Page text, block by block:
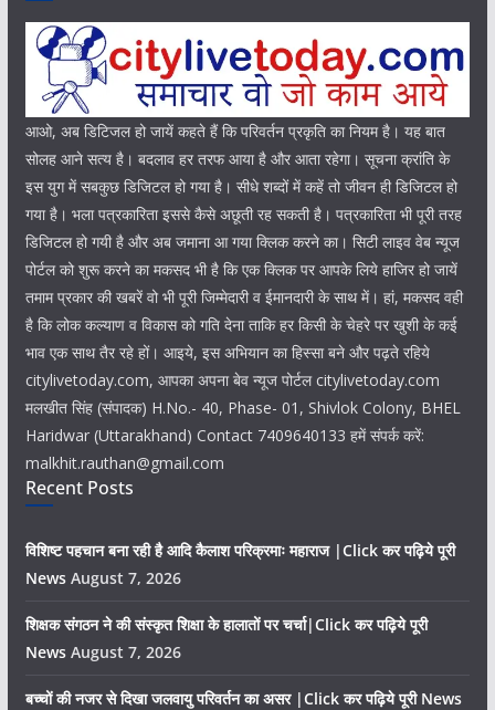
आओ, अब डिटिजल हो जायें कहते हैं कि परिवर्तन प्रकृति का नियम है। यह बात
सोलह आने सत्य है। बदलाव हर तरफ आया है और आता रहेगा। सूचना क्रांति के
इस युग में सबकुछ डिजिटल हो गया है। सीधे शब्दों में कहें तो जीवन ही डिजिटल हो
गया है। भला पत्रकारिता इससे कैसे अछूती रह सकती है। पत्रकारिता भी पूरी तरह
डिजिटल हो गयी है और अब जमाना आ गया क्लिक करने का। सिटी लाइव वेब न्यूज
पोर्टल को शुरू करने का मकसद भी है कि एक क्लिक पर आपके लिये हाजिर हो जायें
तमाम प्रकार की खबरें वो भी पूरी जिम्मेदारी व ईमानदारी के साथ में। हां, मकसद वही
है कि लोक कल्याण व विकास को गति देना ताकि हर किसी के चेहरे पर खुशी के कई
भाव एक साथ तैर रहे हों। आइये, इस अभियान का हिस्सा बने और पढ़ते रहिये
citylivetoday.com, आपका अपना बेव न्यूज पोर्टल citylivetoday.com
मलखीत सिंह (संपादक) H.No.- 40, Phase- 01, Shivlok Colony, BHEL
Haridwar (Uttarakhand) Contact 7409640133 हमें संपर्क करें:
malkhit.rauthan@gmail.com
Recent Posts
विशिष्ट पहचान बना रही है आदि कैलाश परिक्रमाः महाराज |Click कर पढ़िये पूरी
News August 7, 2026
शिक्षक संगठन ने की संस्कृत शिक्षा के हालातों पर चर्चा|Click कर पढ़िये पूरी
News August 7, 2026
बच्चों की नजर से दिखा जलवायु परिवर्तन का असर |Click कर पढ़िये पूरी News